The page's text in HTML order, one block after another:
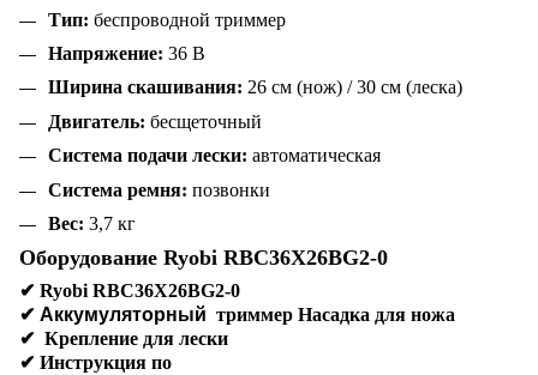
Тип: беспроводной триммер
Напряжение: 36 В
Ширина скашивания: 26 см (нож) / 30 см (леска)
Двигатель: бесщеточный
Система подачи лески: автоматическая
Система ремня: позвонки
Вес: 3,7 кг
Оборудование Ryobi RBC36X26BG2-0
✔ Ryobi RBC36X26BG2-0
✔ Аккумуляторный триммер Насадка для ножа
✔ Крепление для лески
✔ Инструкция по